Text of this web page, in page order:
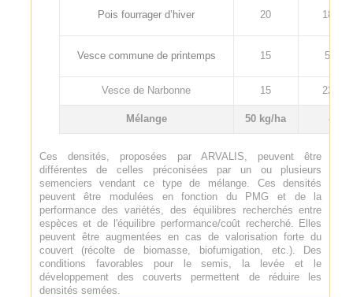
Pois fourrager d’hiver 20 180
Vesce commune de printemps 15 55
Vesce de Narbonne 15 220
Mélange 50 kg/ha -
Ces densités, proposées par ARVALIS, peuvent être
différentes de celles préconisées par un ou plusieurs
semenciers vendant ce type de mélange. Ces densités
peuvent être modulées en fonction du PMG et de la
performance des variétés, des équilibres recherchés entre
espèces et de l'équilibre performance/coût recherché. Elles
peuvent être augmentées en cas de valorisation forte du
couvert (récolte de biomasse, biofumigation, etc.). Des
conditions favorables pour le semis, la levée et le
développement des couverts permettent de réduire les
densités semées.